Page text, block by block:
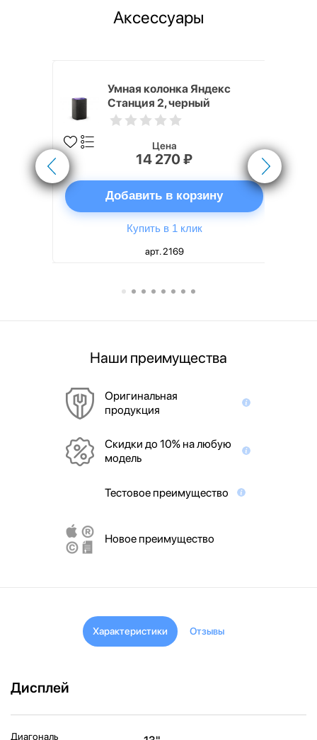
Аксессуары
Умная колонка Яндекс
Станция 2, черный
Цена
14 270 ₽
Добавить в корзину
Купить в 1 клик
арт. 2169
Наши преимущества
Оригинальная
продукция
Скидки до 10% на любую
модель
Тестовое преимущество
Новое преимущество
Характеристики Отзывы
Дисплей
Диагональ